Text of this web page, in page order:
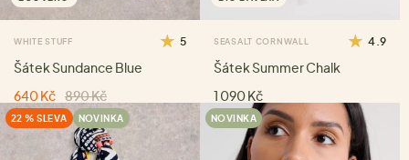
WHITE STUFF 5
Šátek Sundance Blue
640 Kč 890 Kč
SEASALT CORNWALL 4.9
Šátek Summer Chalk
1 090 Kč
22 % SLEVA NOVINKA NOVINKA